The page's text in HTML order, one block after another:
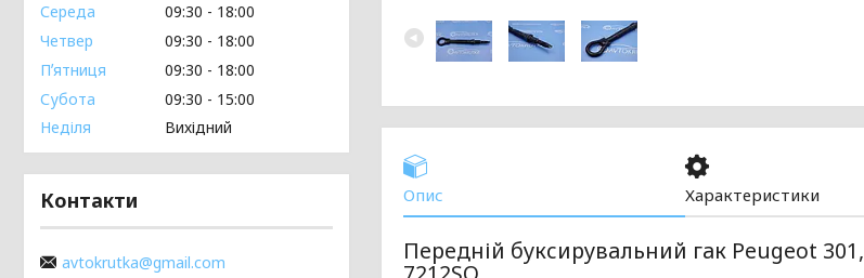
Опис Характеристики
Передній буксирувальний гак Peugeot 301,
Середа
09:30
18:00
Четвер
09:30
18:00
Пʼятниця
09:30
18:00
Субота
09:30
15:00
Неділя
Вихідний
Контакти
avtokrutka@gmail.com